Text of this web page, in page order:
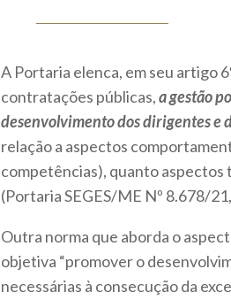
A Portaria elenca, em seu artigo
contratações públicas,a gestão
desenvolvimento dos dirigentes e
relação a aspectos
competências), quanto aspectos
(Portaria SEGES/ME Nº 8.678/
Outra norma que aborda o
objetiva “promover o
necessárias à consecução da